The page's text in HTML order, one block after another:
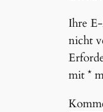
Ihre
nicht
mit*